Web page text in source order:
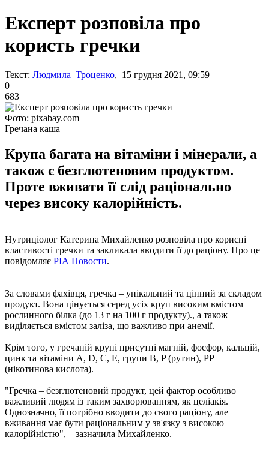
Експерт розповіла про
користь гречки
Текст: Людмила Троценко, 15 грудня 2021, 09:59
0
683
Фото: pixabay.com
Гречана каша
Крупа багата на вітаміни і мінерали, а
також є безглютеновим продуктом.
Проте вживати її слід раціонально
через високу калорійність.
Нутриціолог Катерина Михайленко розповіла про корисні
властивості гречки та закликала вводити її до раціону. Про це
повідомляє РІА Новости.
За словами фахівця, гречка – унікальний та цінний за складом
продукт. Вона цінується серед усіх круп високим вмістом
рослинного білка (до 13 г на 100 г продукту)., а також
виділяється вмістом заліза, що важливо при анемії.
Крім того, у гречаній крупі присутні магній, фосфор, кальцій,
цинк та вітаміни A, D, C, E, групи В, P (рутин), PP
(нікотинова кислота).
"Гречка – безглютеновий продукт, цей фактор особливо
важливий людям із таким захворюванням, як целіакія.
Однозначно, її потрібно вводити до свого раціону, але
вживання має бути раціональним у зв'язку з високою
калорійністю", – зазначила Михайленко.